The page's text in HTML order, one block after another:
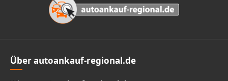
Über autoankauf-regional.de